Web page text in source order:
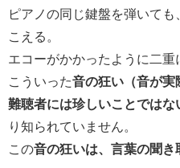
ピアノの同じ鍵盤を弾いて
こえる。
エコーがかかったように二重
こういった音の狂い（音が実
難聴者には珍しいことではな
り知られていません。
この音の狂いは、言葉の聞き